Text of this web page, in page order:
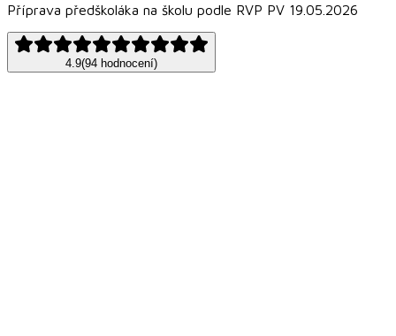
Příprava předškoláka na školu podle RVP PV 19.05.2026
4.9(94 hodnocení)